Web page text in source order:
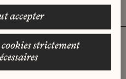
trouvé d'offre
accepter